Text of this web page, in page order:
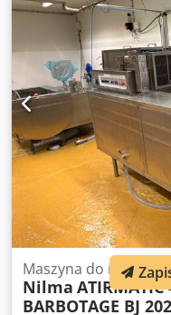
Maszyna do mycia
Nilma ATIRMATIC
BARBOTAGE BJ